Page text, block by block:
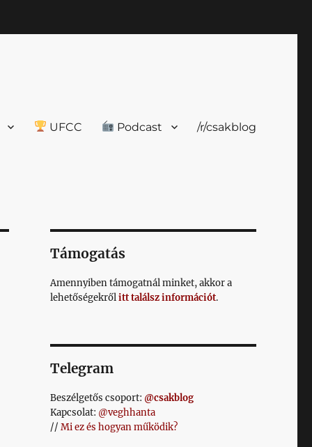
UFCC Podcast /r/csakblog
Támogatás
Amennyiben támogatnál minket, akkor a
lehetőségekrőlitt találsz információt.
Telegram
Beszélgetős csoport: @csakblog
Kapcsolat: @veghhanta
// Mi ez és hogyan működik?